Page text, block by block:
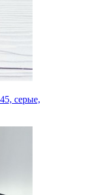
серые,